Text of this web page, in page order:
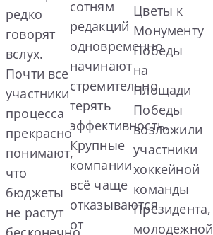
редко
говорят
вслух.
Почти все
участники
процесса
прекрасно
понимают,
что
бюджеты
не растут
сотням
редакций
одновременно,
начинают
стремительно
терять
эффективность.
Крупные
компании
всё чаще
отказываются
от
Цветы к
Монументу
Победы
на
Площади
Победы
возложили
участники
хоккейной
команды
Президента,
молодежной